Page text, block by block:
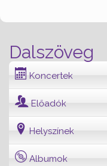
Dalszöveg
Koncertek
Előadók
Helyszínek
Albumok